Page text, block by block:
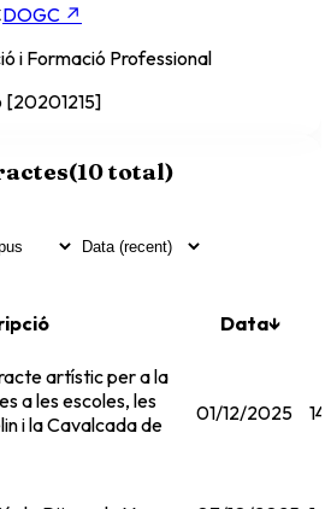
DOGC ↗
i Formació Professional
[20201215]
(10total)
Data↓
artístic per a la
a les escoles, les
i la Cavalcada de
01/12/2025